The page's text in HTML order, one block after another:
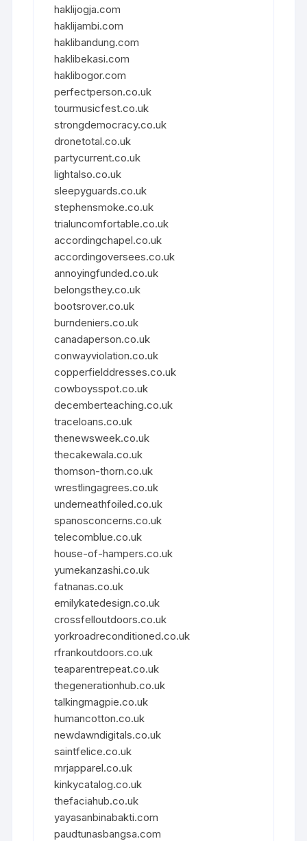
haklijogja.com
haklijambi.com
haklibandung.com
haklibekasi.com
haklibogor.com
perfectperson.co.uk
tourmusicfest.co.uk
strongdemocracy.co.uk
dronetotal.co.uk
partycurrent.co.uk
lightalso.co.uk
sleepyguards.co.uk
stephensmoke.co.uk
trialuncomfortable.co.uk
accordingchapel.co.uk
accordingoversees.co.uk
annoyingfunded.co.uk
belongsthey.co.uk
bootsrover.co.uk
burndeniers.co.uk
canadaperson.co.uk
conwayviolation.co.uk
copperfielddresses.co.uk
cowboysspot.co.uk
decemberteaching.co.uk
traceloans.co.uk
thenewsweek.co.uk
thecakewala.co.uk
thomson-thorn.co.uk
wrestlingagrees.co.uk
underneathfoiled.co.uk
spanosconcerns.co.uk
telecomblue.co.uk
house-of-hampers.co.uk
yumekanzashi.co.uk
fatnanas.co.uk
emilykatedesign.co.uk
crossfelloutdoors.co.uk
yorkroadreconditioned.co.uk
rfrankoutdoors.co.uk
teaparentrepeat.co.uk
thegenerationhub.co.uk
talkingmagpie.co.uk
humancotton.co.uk
newdawndigitals.co.uk
saintfelice.co.uk
mrjapparel.co.uk
kinkycatalog.co.uk
thefaciahub.co.uk
yayasanbinabakti.com
paudtunasbangsa.com